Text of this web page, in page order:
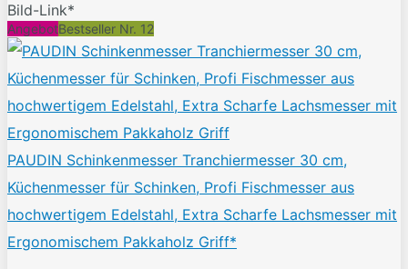
Bild-Link*
AngebotBestseller Nr. 12
PAUDIN Schinkenmesser Tranchiermesser 30 cm,
Küchenmesser für Schinken, Profi Fischmesser aus
hochwertigem Edelstahl, Extra Scharfe Lachsmesser mit
Ergonomischem Pakkaholz Griff*